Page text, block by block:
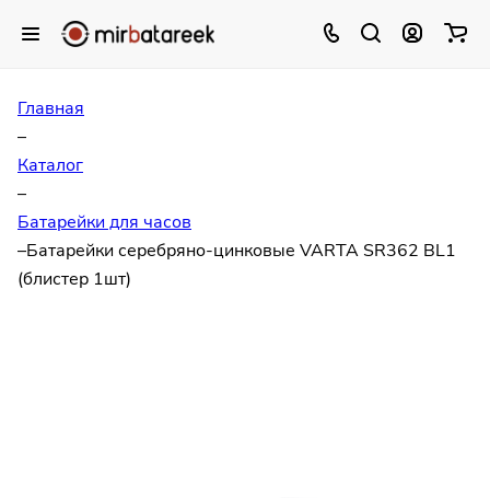
Главная
–
Каталог
–
Батарейки для часов
–Батарейки серебряно-цинковые VARTA SR362 BL1
(блистер 1шт)